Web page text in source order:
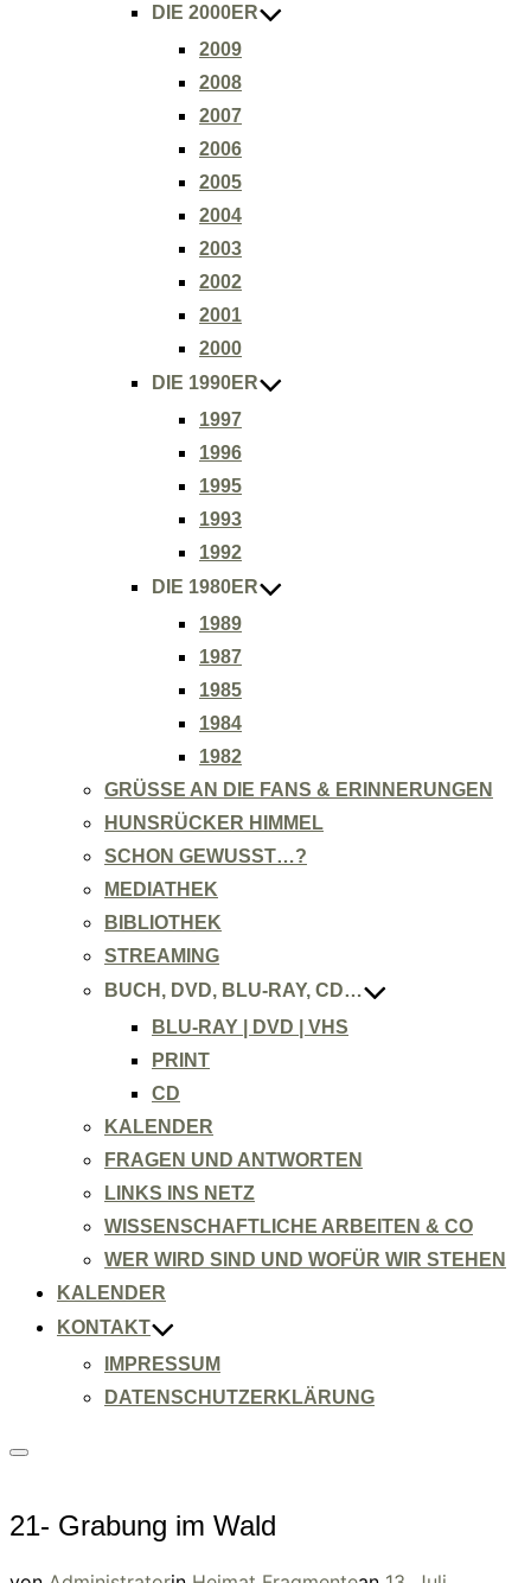
DIE 2000ER
2009
2008
2007
2006
2005
2004
2003
2002
2001
2000
DIE 1990ER
1997
1996
1995
1993
1992
DIE 1980ER
1989
1987
1985
1984
1982
GRÜSSE AN DIE FANS & ERINNERUNGEN
HUNSRÜCKER HIMMEL
SCHON GEWUSST…?
MEDIATHEK
BIBLIOTHEK
STREAMING
BUCH, DVD, BLU-RAY, CD…
BLU-RAY | DVD | VHS
PRINT
CD
KALENDER
FRAGEN UND ANTWORTEN
LINKS INS NETZ
WISSENSCHAFTLICHE ARBEITEN & CO
WER WIRD SIND UND WOFÜR WIR STEHEN
KALENDER
KONTAKT
IMPRESSUM
DATENSCHUTZERKLÄRUNG
Seitenleiste
umschalten
21- Grabung im Wald